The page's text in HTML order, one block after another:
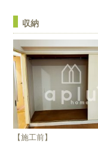
収納
【施工前】